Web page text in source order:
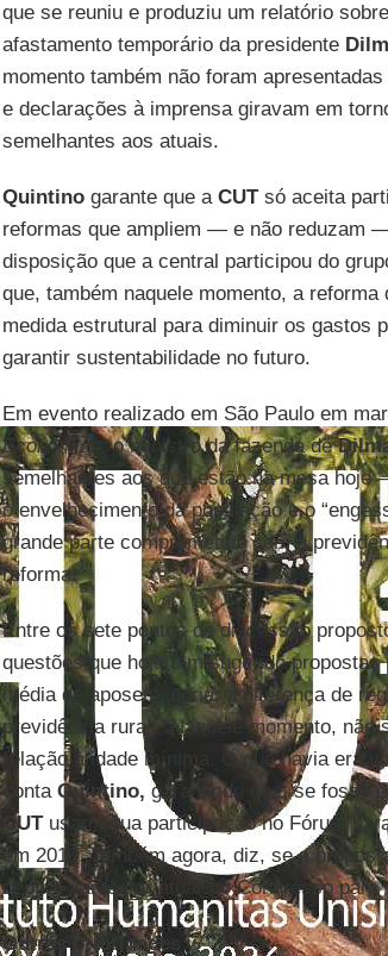
que se reuniu e produziu um relatório
afastamento temporário da presidente
momento também não foram
e declarações à imprensa giravam em
semelhantes aos atuais.
Quintinogarante que a CUTsó aceita
reformas que ampliem — e não reduzam
disposição que a central participou do
que, também naquele momento, a
medida estrutural para diminuir os gastos
garantir sustentabilidade no futuro.
Em evento realizado em São Paulo em
Econômico, o ministro da fazenda de
semelhantes aos que estão na mesa
o envelhecimento da população e o
grande parte comprometido com a
reforma.
Entre os sete pontos de discussão
questões que hoje têm sugerido
média de aposentadoria, a diferença de
previdência rural. “Naquele momento,
relação à idade mínima. O que havia era
conta Quintino, garantindo que, se fosse
CUTusaria sua participação no Fórum
em 2010. Também agora, diz, se a
central vai tentar atuar no Congresso para
Outras prioridades